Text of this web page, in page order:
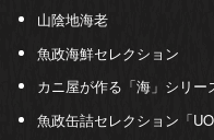
山陰地海老
魚政海鮮セレクション
カニ屋が作る「海」シリー
魚政缶詰セレクション「